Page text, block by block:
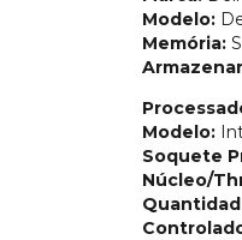
Modelo:
Memória:
Modelo:
Soquete
Núcleo/